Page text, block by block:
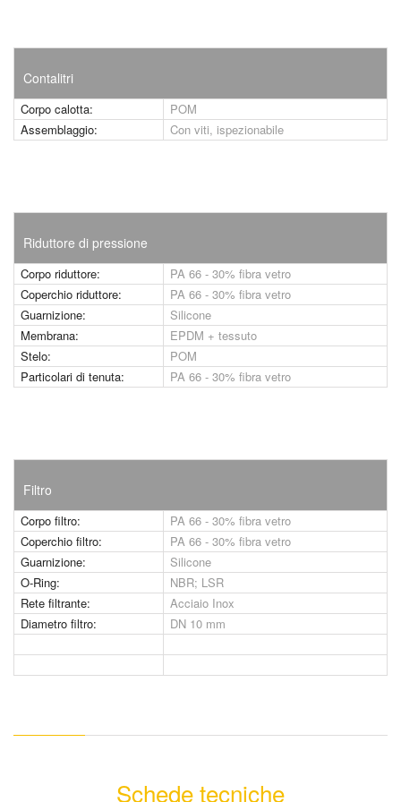
Contalitri
Corpo calotta:
POM
Assemblaggio:
Con viti, ispezionabile
Riduttore di pressione
Corpo riduttore:
PA 66 - 30% fibra vetro
Coperchio riduttore:
PA 66 - 30% fibra vetro
Guarnizione:
Silicone
Membrana:
EPDM + tessuto
Stelo:
POM
Particolari di tenuta:
PA 66 - 30% fibra vetro
Filtro
Corpo filtro:
PA 66 - 30% fibra vetro
Coperchio filtro:
PA 66 - 30% fibra vetro
Guarnizione:
Silicone
O-Ring:
NBR; LSR
Rete filtrante:
Acciaio Inox
Diametro filtro:
DN 10 mm
Schede tecniche